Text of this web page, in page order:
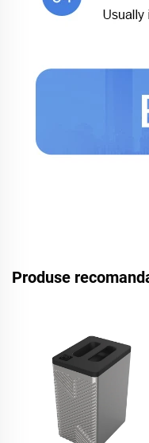
Produse